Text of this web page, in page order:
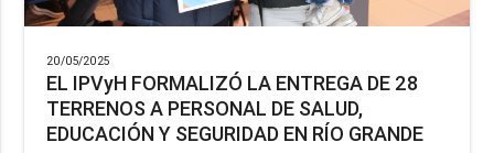
20/05/2025
EL IPVyH FORMALIZÓ LA ENTREGA DE 28
TERRENOS A PERSONAL DE SALUD,
EDUCACIÓN Y SEGURIDAD EN RÍO GRANDE